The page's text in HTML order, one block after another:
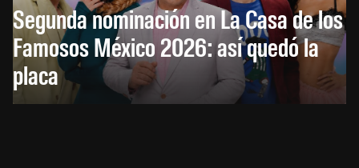
Segunda nominación en La Casa de los
Famosos México 2026: así quedó la
placa